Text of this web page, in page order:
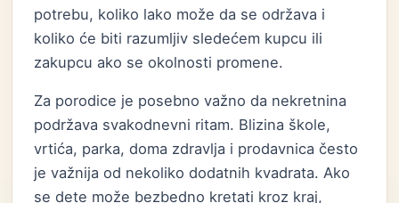
potrebu, koliko lako može da se održava i
koliko će biti razumljiv sledećem kupcu ili
zakupcu ako se okolnosti promene.
Za porodice je posebno važno da nekretnina
podržava svakodnevni ritam. Blizina škole,
vrtića, parka, doma zdravlja i prodavnica često
je važnija od nekoliko dodatnih kvadrata. Ako
se dete može bezbedno kretati kroz kraj,